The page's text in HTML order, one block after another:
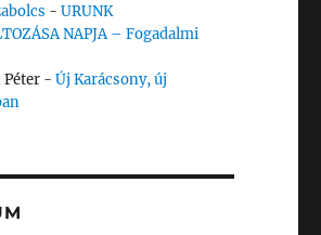
-URUNK
NAPJA – Fogadalmi
Péter -Új Karácsony, új